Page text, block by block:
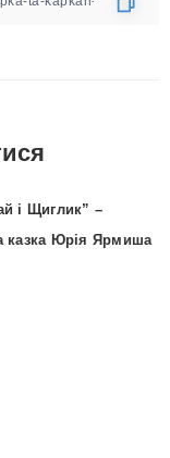
і Щиглик” –
казка Юрія Ярмиша